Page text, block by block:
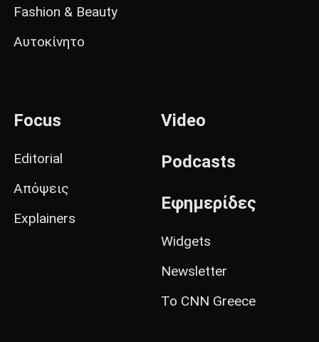
Fashion & Beauty
Αυτοκίνητο
Focus
Editorial
Απόψεις
Explainers
Video
Podcasts
Εφημερίδες
Widgets
Newsletter
Το CNN Greece